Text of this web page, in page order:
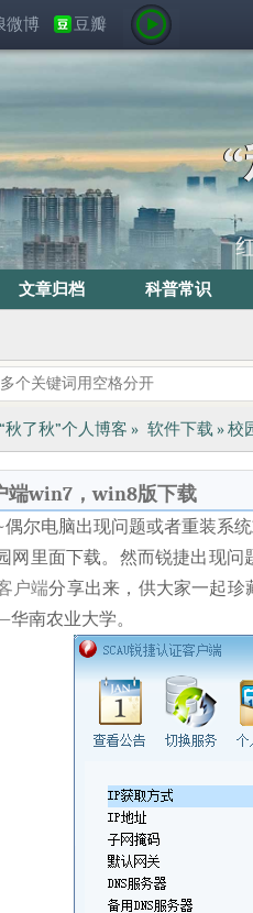
微博 豆瓣
文章归档 科普常识
“秋了秋”个人博客 » 软件下载» 校
端win7，win8版下载
尔电脑出现问题或者重装系
网里面下载。然而锐捷出现
户端分享出来，供大家一起
南农业大学。